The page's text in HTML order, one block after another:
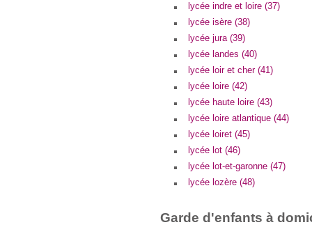
lycée indre et loire (37)
lycée isère (38)
lycée jura (39)
lycée landes (40)
lycée loir et cher (41)
lycée loire (42)
lycée haute loire (43)
lycée loire atlantique (44)
lycée loiret (45)
lycée lot (46)
lycée lot-et-garonne (47)
lycée lozère (48)
Garde d'enfants à